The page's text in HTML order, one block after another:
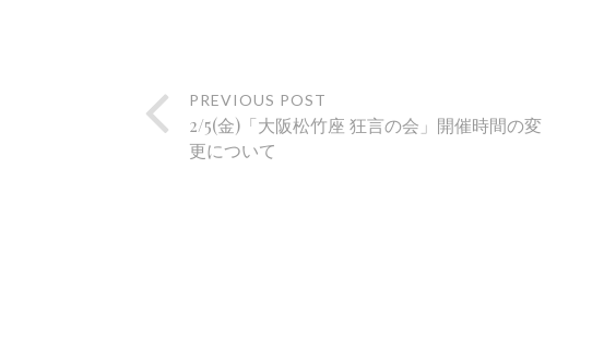
PREVIOUS POST
2/5(金)「大阪松竹座 狂言の会」開催時間の変
更について